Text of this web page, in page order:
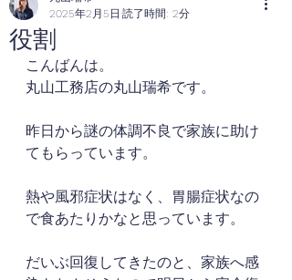
役割
2025年2月5日 読了時間: 2分
こんばんは。
丸山工務店の丸山瑞希です。
昨日から謎の体調不良で家族に助け
てもらっています。
熱や風邪症状はなく、胃腸症状なの
で食あたりかなと思っています。
だいぶ回復してきたのと、家族へ感